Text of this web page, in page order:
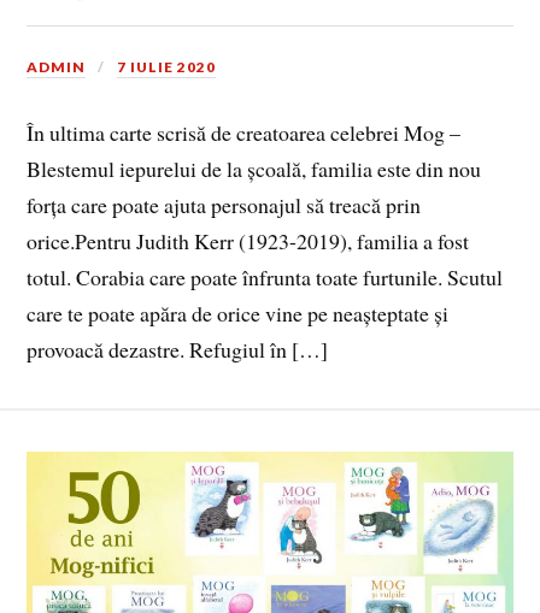
ADMIN 7 IULIE 2020
În ultima carte scrisă de creatoarea celebrei Mog –
Blestemul iepurelui de la școală, familia este din nou
forța care poate ajuta personajul să treacă prin
orice.Pentru Judith Kerr (1923-2019), familia a fost
totul. Corabia care poate înfrunta toate furtunile. Scutul
care te poate apăra de orice vine pe neașteptate și
provoacă dezastre. Refugiul în […]